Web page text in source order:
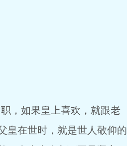
，如果皇上喜欢，就跟老
皇在世时，就是世人敬仰的